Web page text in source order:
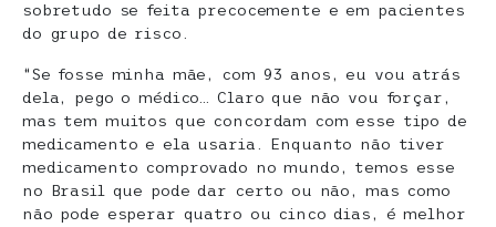
sobretudo se feita precocemente e em pacientes
do grupo de risco.
“Se fosse minha mãe, com 93 anos, eu vou atrás
dela, pego o médico… Claro que não vou forçar,
mas tem muitos que concordam com esse tipo de
medicamento e ela usaria. Enquanto não tiver
medicamento comprovado no mundo, temos esse
no Brasil que pode dar certo ou não, mas como
não pode esperar quatro ou cinco dias, é melhor